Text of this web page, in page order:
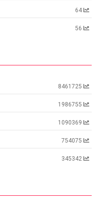
64
56
8461725
1986755
1090369
754075
345342